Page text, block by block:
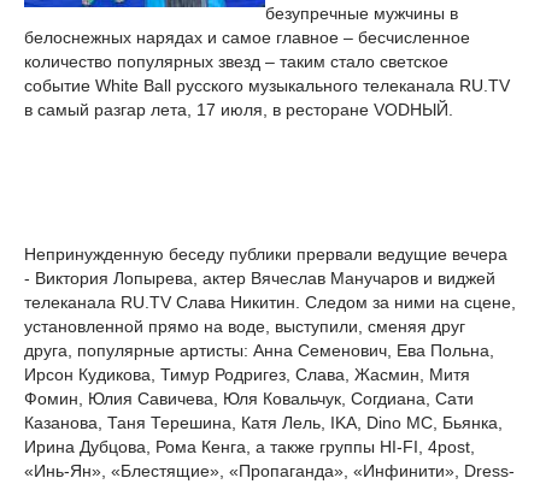
безупречные мужчины в
белоснежных нарядах и самое главное – бесчисленное
количество популярных звезд – таким стало светское
событие White Ball русского музыкального телеканала RU.TV
в самый разгар лета, 17 июля, в ресторане VODНЫЙ.
Непринужденную беседу публики прервали ведущие вечера
- Виктория Лопырева, актер Вячеслав Манучаров и виджей
телеканала RU.TV Слава Никитин. Следом за ними на сцене,
установленной прямо на воде, выступили, сменяя друг
друга, популярные артисты: Анна Семенович, Ева Польна,
Ирсон Кудикова, Тимур Родригез, Слава, Жасмин, Митя
Фомин, Юлия Савичева, Юля Ковальчук, Согдиана, Сати
Казанова, Таня Терешина, Катя Лель, IKA, Dino MC, Бьянка,
Ирина Дубцова, Рома Кенга, а также группы HI-FI, 4post,
«Инь-Ян», «Блестящие», «Пропаганда», «Инфинити», Dress-